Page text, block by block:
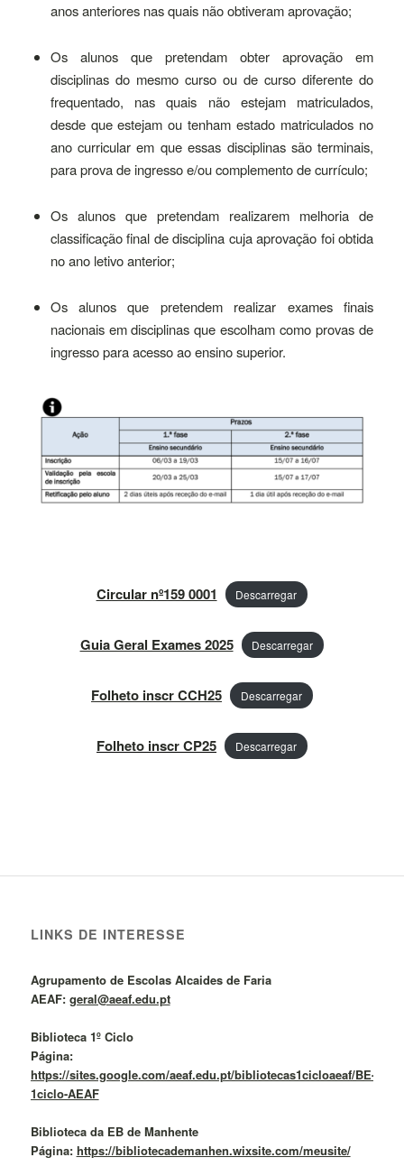
anos anteriores nas quais não obtiveram aprovação;
Os alunos que pretendam obter aprovação em
disciplinas do mesmo curso ou de curso diferente do
frequentado, nas quais não estejam matriculados,
desde que estejam ou tenham estado matriculados no
ano curricular em que essas disciplinas são terminais,
para prova de ingresso e/ou complemento de currículo;
Os alunos que pretendam realizarem melhoria de
classificação final de disciplina cuja aprovação foi obtida
no ano letivo anterior;
Os alunos que pretendem realizar exames finais
nacionais em disciplinas que escolham como provas de
ingresso para acesso ao ensino superior.
Circular nº159 0001 Descarregar
Guia Geral Exames 2025 Descarregar
Folheto inscr CCH25 Descarregar
Folheto inscr CP25 Descarregar
LINKS DE INTERESSE
Agrupamento de Escolas Alcaides de Faria
AEAF: geral@aeaf.edu.pt
Biblioteca 1º Ciclo
Página:
https://sites.google.com/aeaf.edu.pt/bibliotecas1cicloaeaf/BE-
1ciclo-AEAF
Biblioteca da EB de Manhente
Página: https://bibliotecademanhen.wixsite.com/meusite/